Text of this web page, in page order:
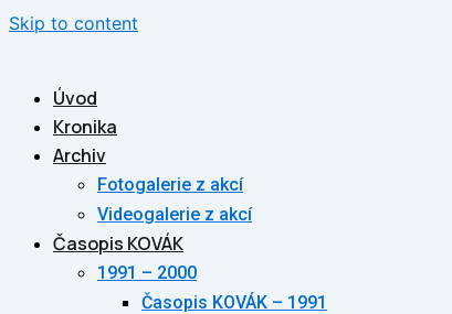
Skip to content
Úvod
Kronika
Archiv
Fotogalerie z akcí
Videogalerie z akcí
Časopis KOVÁK
1991 – 2000
Časopis KOVÁK – 1991